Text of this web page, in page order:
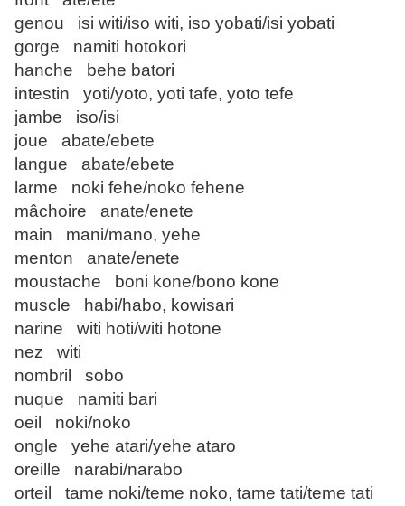
genou isi witi/iso witi, iso yobati/isi yobati
gorge namiti hotokori
hanche behe batori
intestin yoti/yoto, yoti tafe, yoto tefe
jambe iso/isi
joue abate/ebete
langue abate/ebete
larme noki fehe/noko fehene
mâchoire anate/enete
main mani/mano, yehe
menton anate/enete
moustache boni kone/bono kone
muscle habi/habo, kowisari
narine witi hoti/witi hotone
nez witi
nombril sobo
nuque namiti bari
oeil noki/noko
ongle yehe atari/yehe ataro
oreille narabi/narabo
orteil tame noki/teme noko, tame tati/teme tati